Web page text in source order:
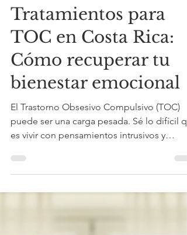
24 jul
3 min de lectura
Tratamientos para
TOC en Costa Rica:
Cómo recuperar tu
bienestar emocional
El Trastorno Obsesivo Compulsivo (TOC)
puede ser una carga pesada. Sé lo difícil
es vivir con pensamientos intrusivos y
comportamientos repetitivos que parecen